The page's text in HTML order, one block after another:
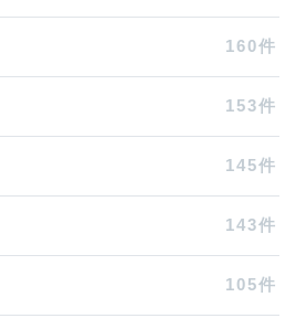
160件
153件
145件
143件
105件